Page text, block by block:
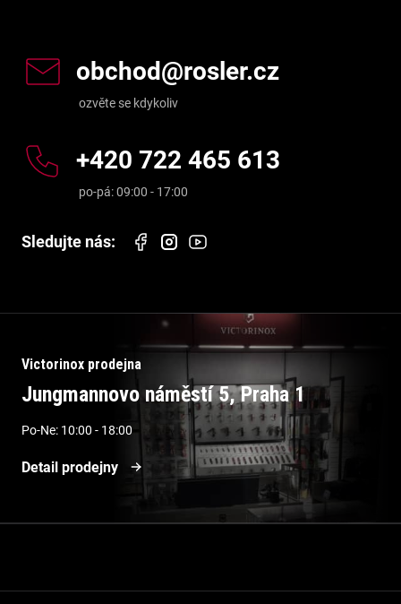
obchod@rosler.cz
+420 722 465 613
Victorinox prodejna
Jungmannovo náměstí 5, Praha 1
Po-Ne: 10:00 - 18:00
Detail prodejny